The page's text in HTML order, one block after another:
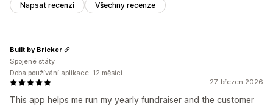
Napsat recenzi Všechny recenze
27. březen 2026
This app helps me run my yearly fundraiser and the customer
Built by Bricker
Spojené státy
Doba používání aplikace: 12 měsíci